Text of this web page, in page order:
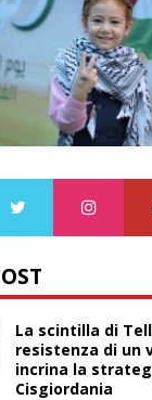
La scintilla di
resistenza di un
incrina la
Cisgiordania